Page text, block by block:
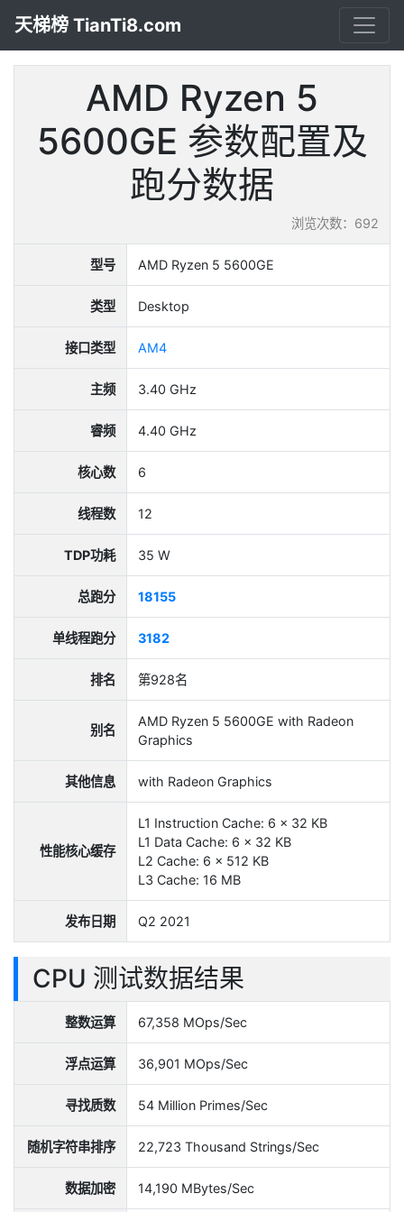
天梯榜 TianTi8.com
AMD Ryzen 5
5600GE 参数配置及
跑分数据
浏览次数：692
型号 AMD Ryzen 5 5600GE
类型 Desktop
接口类型 AM4
主频 3.40 GHz
睿频 4.40 GHz
核心数 6
线程数 12
TDP功耗 35 W
总跑分 18155
单线程跑分 3182
排名 第928名
别名
AMD Ryzen 5 5600GE with Radeon
Graphics
其他信息 with Radeon Graphics
性能核心缓存
L1 Instruction Cache: 6 x 32 KB
L1 Data Cache: 6 x 32 KB
L2 Cache: 6 x 512 KB
L3 Cache: 16 MB
发布日期 Q2 2021
CPU 测试数据结果
整数运算 67,358 MOps/Sec
浮点运算 36,901 MOps/Sec
寻找质数 54 Million Primes/Sec
随机字符串排序 22,723 Thousand Strings/Sec
数据加密 14,190 MBytes/Sec